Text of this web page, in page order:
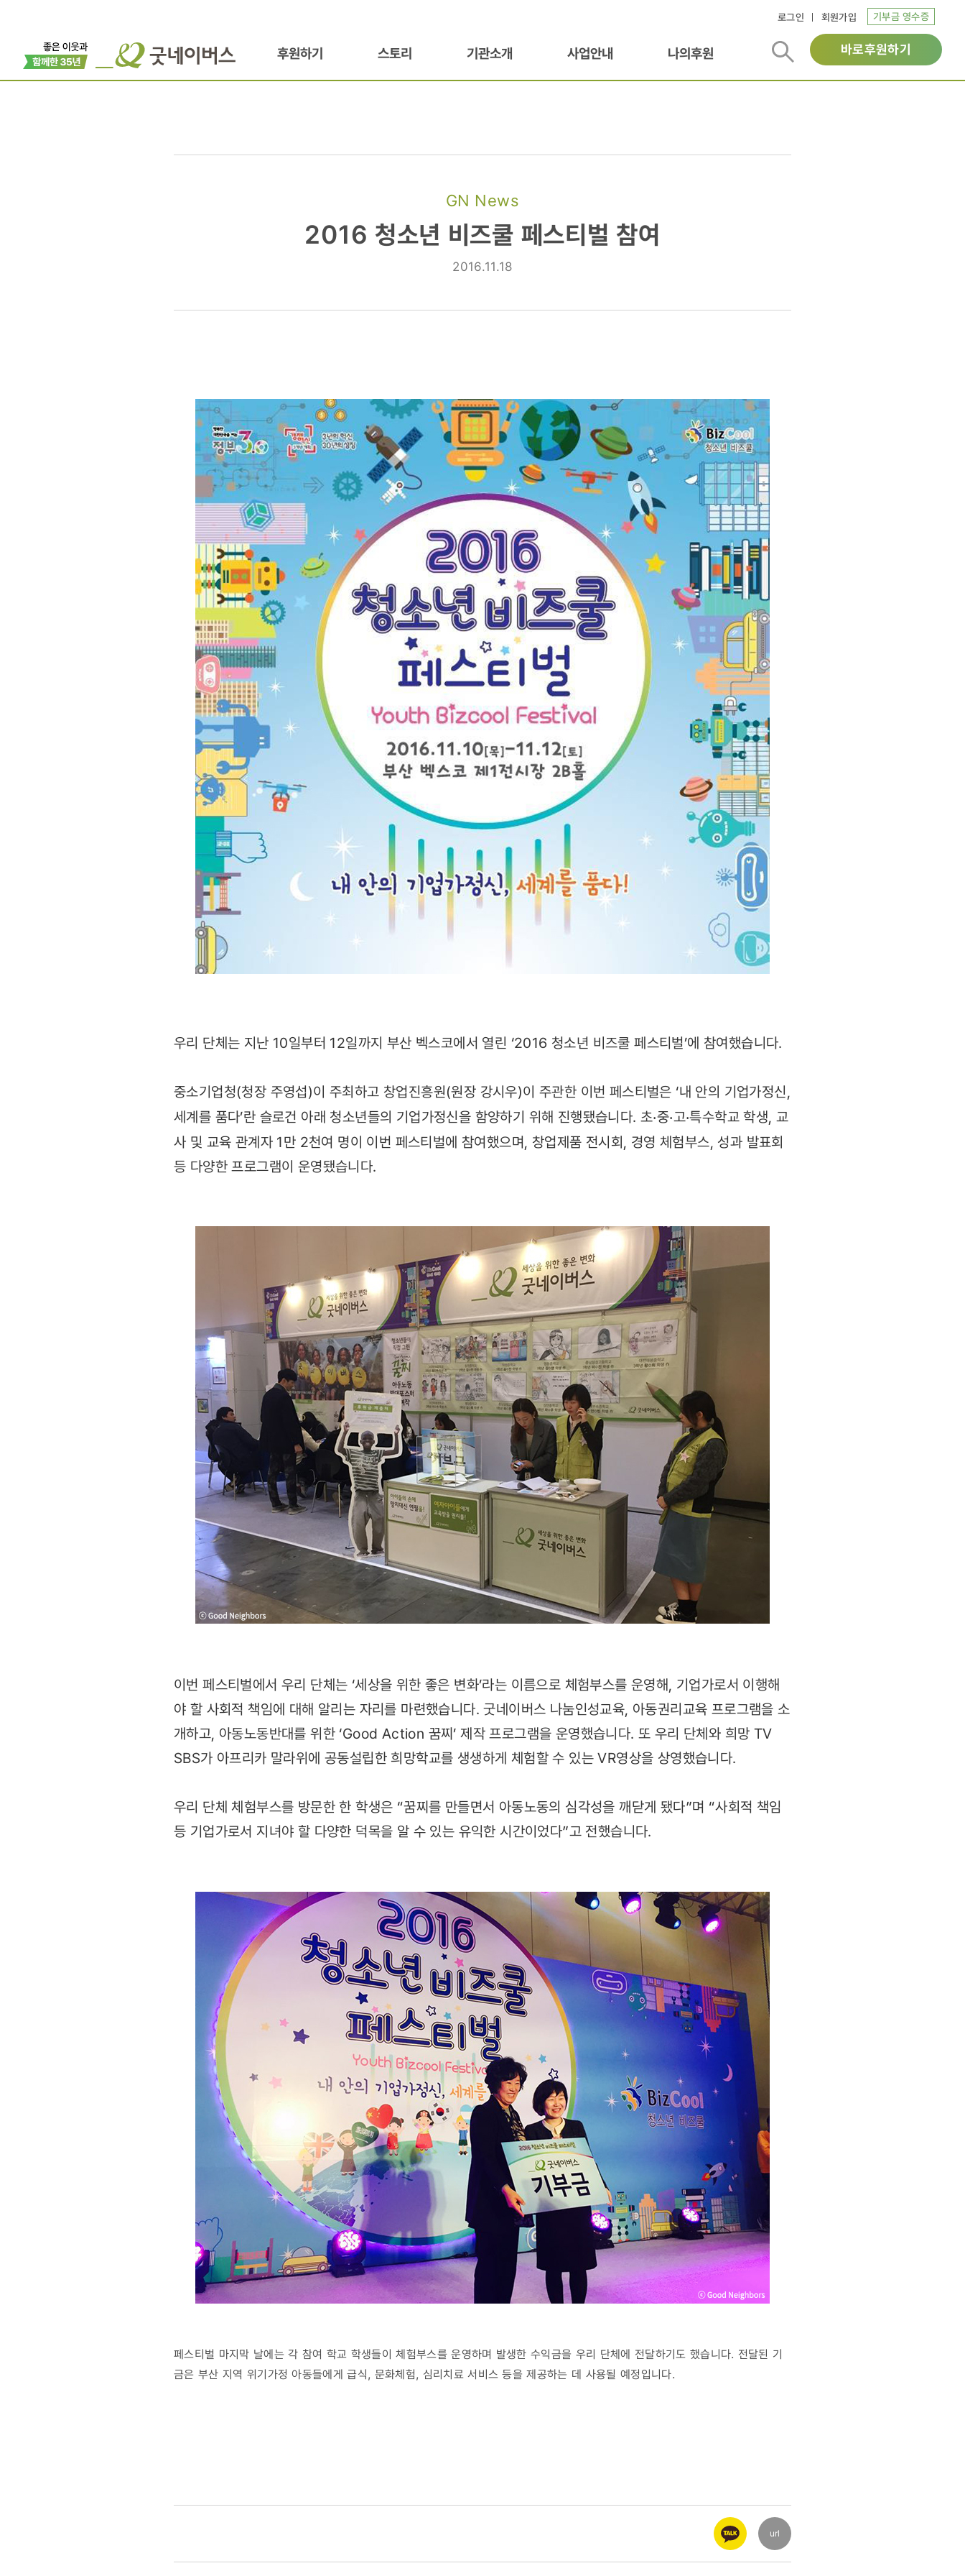
로그인 회원가입 기부금 영수증
후원하기 스토리 기관소개 사업안내 나의후원 바로후원하기
GN News
비즈쿨
2016 청소년 비즈쿨 페스티벌 참여
2016.11.18
우리 단체는 지난 10일부터 12일까지 부산 벡스코에서 열린 ‘2016 청소년 비즈쿨 페스티벌’에 참여했습니다.
중소기업청(청장 주영섭)이 주최하고 창업진흥원(원장 강시우)이 주관한 이번 페스티벌은 ‘내 안의 기업가정신,
세계를 품다’란 슬로건 아래 청소년들의 기업가정신을 함양하기 위해 진행됐습니다. 초‧중‧고‧특수학교 학생, 교
사 및 교육 관계자 1만 2천여 명이 이번 페스티벌에 참여했으며, 창업제품 전시회, 경영 체험부스, 성과 발표회
등 다양한 프로그램이 운영됐습니다.
이번 페스티벌에서 우리 단체는 ‘세상을 위한 좋은 변화’라는 이름으로 체험부스를 운영해, 기업가로서 이행해
야 할 사회적 책임에 대해 알리는 자리를 마련했습니다. 굿네이버스 나눔인성교육, 아동권리교육 프로그램을 소
개하고, 아동노동반대를 위한 ‘Good Action 꿈찌’ 제작 프로그램을 운영했습니다. 또 우리 단체와 희망 TV
SBS가 아프리카 말라위에 공동설립한 희망학교를 생생하게 체험할 수 있는 VR영상을 상영했습니다.
우리 단체 체험부스를 방문한 한 학생은 “꿈찌를 만들면서 아동노동의 심각성을 깨닫게 됐다”며 “사회적 책임
등 기업가로서 지녀야 할 다양한 덕목을 알 수 있는 유익한 시간이었다”고 전했습니다.
페스티벌 마지막 날에는 각 참여 학교 학생들이 체험부스를 운영하며 발생한 수익금을 우리 단체에 전달하기도 했습니다. 전달된 기
금은 부산 지역 위기가정 아동들에게 급식, 문화체험, 심리치료 서비스 등을 제공하는 데 사용될 예정입니다.
url